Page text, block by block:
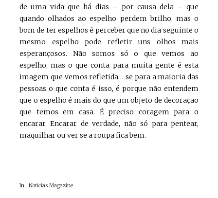
de uma vida que há dias – por causa dela – que
quando olhados ao espelho perdem brilho, mas o
bom de ter espelhos é perceber que no dia seguinte o
mesmo espelho pode refletir uns olhos mais
esperançosos. Não somos só o que vemos ao
espelho, mas o que conta para muita gente é esta
imagem que vemos refletida… se para a maioria das
pessoas o que conta é isso, é porque não entendem
que o espelho é mais do que um objeto de decoração
que temos em casa. É preciso coragem para o
encarar. Encarar de verdade, não só para pentear,
maquilhar ou ver se a roupa fica bem.
In. Noticias Magazine